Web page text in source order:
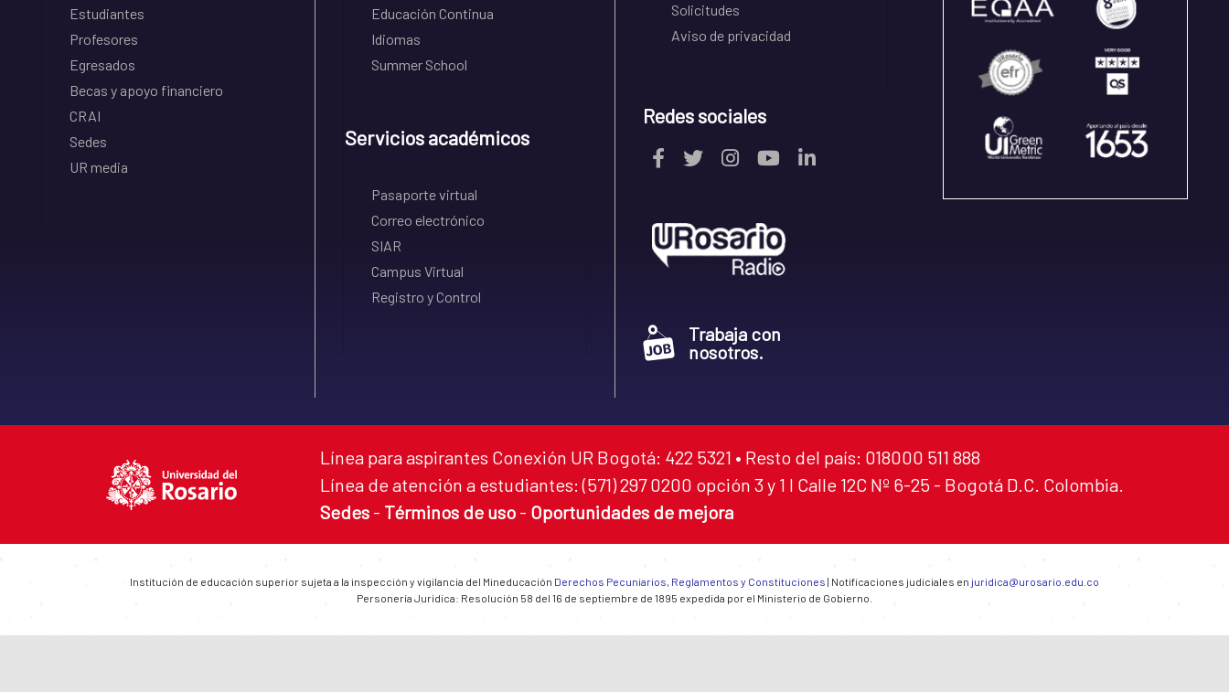
Estudiantes
Profesores
Egresados
Becas y apoyo financiero
CRAI
Sedes
UR media
Educación Continua
Idiomas
Summer School
Servicios académicos
Pasaporte virtual
Correo electrónico
SIAR
Campus Virtual
Registro y Control
Solicitudes
Aviso de privacidad
Redes sociales
Trabaja con
nosotros.
Línea para aspirantes Conexión UR Bogotá: 422 5321 • Resto del país: 018000 511 888
Línea de atención a estudiantes: (571) 297 0200 opción 3 y 1 I Calle 12C Nº 6-25 - Bogotá D.C. Colombia.
Sedes - Términos de uso - Oportunidades de mejora
Institución de educación superior sujeta a la inspección y vigilancia del Mineducación Derechos Pecuniarios, Reglamentos y Constituciones | Notificaciones judiciales en juridica@urosario.edu.co
Personería Jurídica: Resolución 58 del 16 de septiembre de 1895 expedida por el Ministerio de Gobierno.